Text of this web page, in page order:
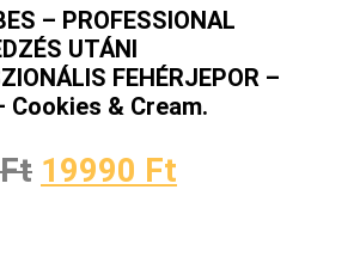
– PROFESSIONAL
UTÁNI
FEHÉRJEPOR –
Cookies & Cream.
Ft 19990 Ft